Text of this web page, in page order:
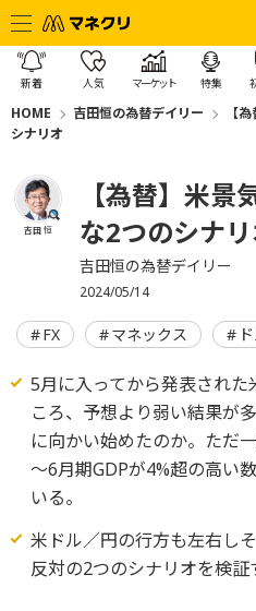
新着 人気 マーケット 特集
HOME 吉田恒の為替デイリー
【
シナリオ
吉田 恒
【為替】米景
な2つのシナ
吉田恒の為替デイリー
2024/05/14
FX マネックス
5月に入ってから発表され
ころ、予想より弱い結果が
に向かい始めたのか。ただ
～6月期GDPが4%超の高い
いる。
米ドル／円の行方も左右し
反対の2つのシナリオを検証